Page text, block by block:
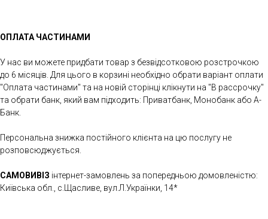
ОПЛАТА ЧАСТИНАМИ
У нас ви можете придбати товар з безвідсотковою розстрочкою
до 6 місяців. Для цього в корзині необхідно обрати варіант оплати
"Оплата частинами" та на новій сторінці клікнути на "В рассрочку"
та обрати банк, який вам підходить: Приватбанк, Монобанк або А-
Банк.
Персональна знижка постійного клієнта на цю послугу не
розповсюджується.
САМОВИВІЗ інтернет-замовлень за попередньою домовленістю:
Київська обл., с.Щасливе, вул.Л.Українки, 14*